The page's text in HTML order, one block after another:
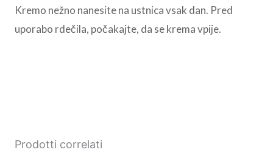
Kremo nežno nanesite na ustnica vsak dan. Pred
uporabo rdečila, počakajte, da se krema vpije.
Prodotti correlati